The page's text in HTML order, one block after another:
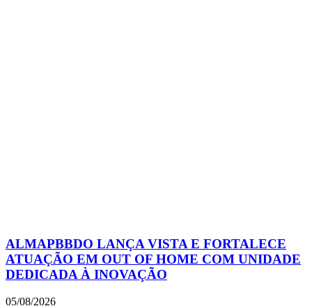
ALMAPBBDO LANÇA VISTA E FORTALECE
ATUAÇÃO EM OUT OF HOME COM UNIDADE
DEDICADA À INOVAÇÃO
05/08/2026